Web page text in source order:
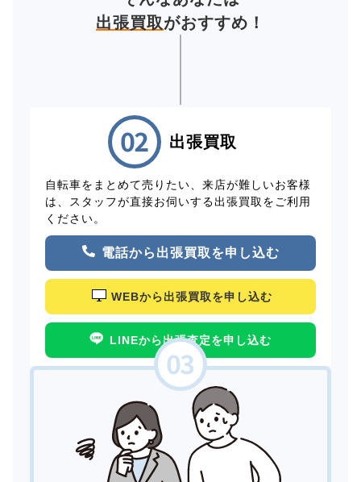
出張買取がおすすめ！
出張買取
自転車をまとめて売りたい、来店が難しいお客様
は、スタッフが直接お伺いする出張買取をご利用
ください。
電話から出張買取を申し込む
WEBから出張買取を申し込む
LINEから出張査定を申し込む